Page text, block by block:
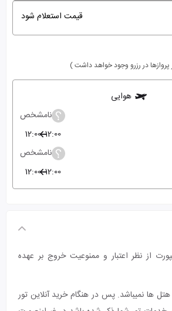
قیمت استعلام شود
پروازها در رزرو وجود خواهد داشت )
هوایی
نامشخص
12:00
12:00
نامشخص
12:00
12:00
از نظر اعتبار و ممنوعیت خروج بر عهده
ها نمیباشد. پس در هنگام خرید آنلاین تور